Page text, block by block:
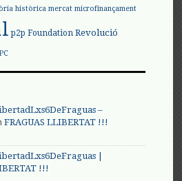
històrica mercat microfinançament
p2p Foundation Revolució
–
FRAGUAS LLIBERTAT !!!
|
!!!